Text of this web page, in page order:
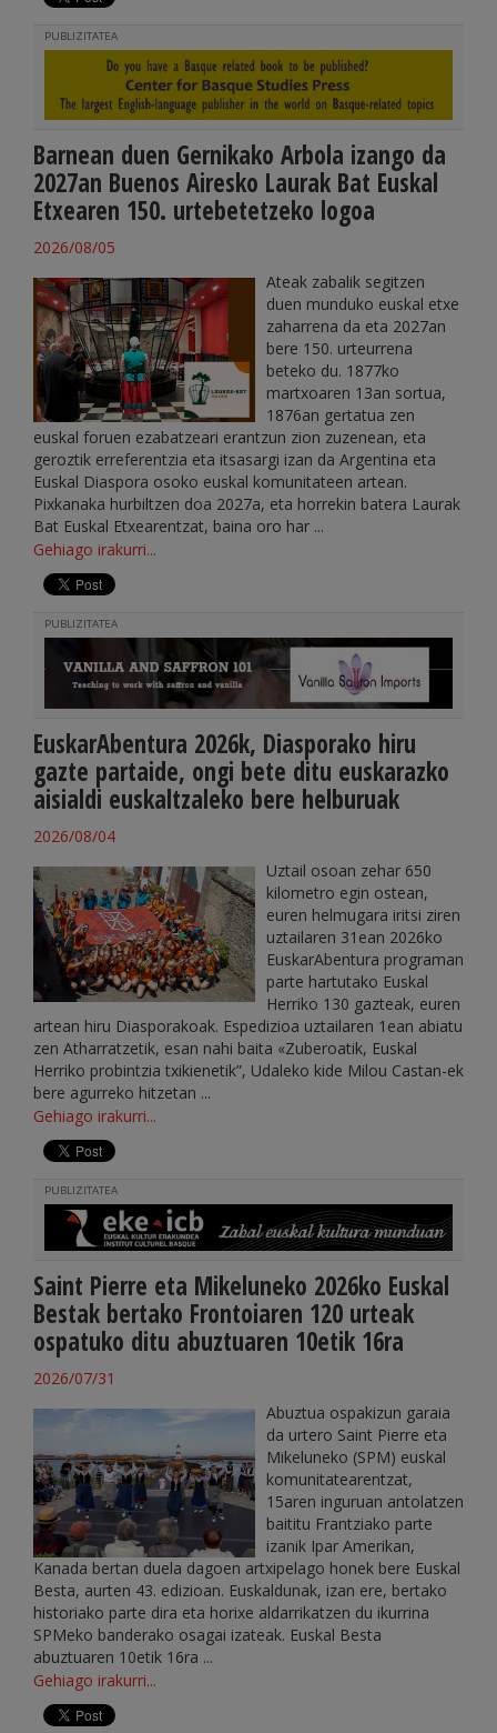
PUBLIZITATEA
Barnean duen Gernikako Arbola izango da
2027an Buenos Airesko Laurak Bat Euskal
Etxearen 150. urtebetetzeko logoa
2026/08/05
Ateak zabalik segitzen
duen munduko euskal etxe
zaharrena da eta 2027an
bere 150. urteurrena
beteko du. 1877ko
martxoaren 13an sortua,
1876an gertatua zen
euskal foruen ezabatzeari erantzun zion zuzenean, eta
geroztik erreferentzia eta itsasargi izan da Argentina eta
Euskal Diaspora osoko euskal komunitateen artean.
Pixkanaka hurbiltzen doa 2027a, eta horrekin batera Laurak
Bat Euskal Etxearentzat, baina oro har ...
Gehiago irakurri...
PUBLIZITATEA
EuskarAbentura 2026k, Diasporako hiru
gazte partaide, ongi bete ditu euskarazko
aisialdi euskaltzaleko bere helburuak
2026/08/04
Uztail osoan zehar 650
kilometro egin ostean,
euren helmugara iritsi ziren
uztailaren 31ean 2026ko
EuskarAbentura programan
parte hartutako Euskal
Herriko 130 gazteak, euren
artean hiru Diasporakoak. Espedizioa uztailaren 1ean abiatu
zen Atharratzetik, esan nahi baita «Zuberoatik, Euskal
Herriko probintzia txikienetik”, Udaleko kide Milou Castan-ek
bere agurreko hitzetan ...
Gehiago irakurri...
PUBLIZITATEA
Saint Pierre eta Mikeluneko 2026ko Euskal
Bestak bertako Frontoiaren 120 urteak
ospatuko ditu abuztuaren 10etik 16ra
2026/07/31
Abuztua ospakizun garaia
da urtero Saint Pierre eta
Mikeluneko (SPM) euskal
komunitatearentzat,
15aren inguruan antolatzen
baititu Frantziako parte
izanik Ipar Amerikan,
Kanada bertan duela dagoen artxipelago honek bere Euskal
Besta, aurten 43. edizioan. Euskaldunak, izan ere, bertako
historiako parte dira eta horixe aldarrikatzen du ikurrina
SPMeko banderako osagai izateak. Euskal Besta
abuztuaren 10etik 16ra ...
Gehiago irakurri...